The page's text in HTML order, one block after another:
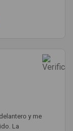
y me
La